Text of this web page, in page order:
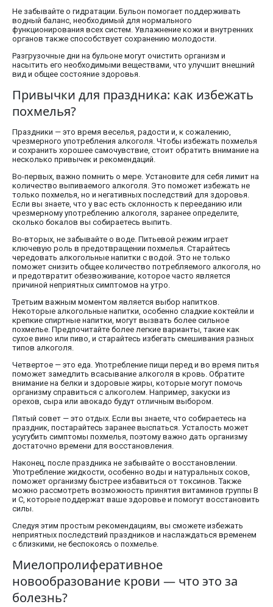
Не забывайте о гидратации. Бульон помогает поддерживать
водный баланс, необходимый для нормального
функционирования всех систем. Увлажнение кожи и внутренних
органов также способствует сохранению молодости.
Разгрузочные дни на бульоне могут очистить организм и
насытить его необходимыми веществами, что улучшит внешний
вид и общее состояние здоровья.
Привычки для праздника: как избежать
похмелья?
Праздники — это время веселья, радости и, к сожалению,
чрезмерного употребления алкоголя. Чтобы избежать похмелья
и сохранить хорошее самочувствие, стоит обратить внимание на
несколько привычек и рекомендаций.
Во-первых, важно помнить о мере. Установите для себя лимит на
количество выпиваемого алкоголя. Это поможет избежать не
только похмелья, но и негативных последствий для здоровья.
Если вы знаете, что у вас есть склонность к перееданию или
чрезмерному употреблению алкоголя, заранее определите,
сколько бокалов вы собираетесь выпить.
Во-вторых, не забывайте о воде. Питьевой режим играет
ключевую роль в предотвращении похмелья. Старайтесь
чередовать алкогольные напитки с водой. Это не только
поможет снизить общее количество потребляемого алкоголя, но
и предотвратит обезвоживание, которое часто является
причиной неприятных симптомов на утро.
Третьим важным моментом является выбор напитков.
Некоторые алкогольные напитки, особенно сладкие коктейли и
крепкие спиртные напитки, могут вызвать более сильное
похмелье. Предпочитайте более легкие варианты, такие как
сухое вино или пиво, и старайтесь избегать смешивания разных
типов алкоголя.
Четвертое — это еда. Употребление пищи перед и во время питья
поможет замедлить всасывание алкоголя в кровь. Обратите
внимание на белки и здоровые жиры, которые могут помочь
организму справиться с алкоголем. Например, закуски из
орехов, сыра или авокадо будут отличным выбором.
Пятый совет — это отдых. Если вы знаете, что собираетесь на
праздник, постарайтесь заранее выспаться. Усталость может
усугубить симптомы похмелья, поэтому важно дать организму
достаточно времени для восстановления.
Наконец, после праздника не забывайте о восстановлении.
Употребление жидкости, особенно воды и натуральных соков,
поможет организму быстрее избавиться от токсинов. Также
можно рассмотреть возможность принятия витаминов группы B
и C, которые поддержат ваше здоровье и помогут восстановить
силы.
Следуя этим простым рекомендациям, вы сможете избежать
неприятных последствий праздников и наслаждаться временем
с близкими, не беспокоясь о похмелье.
Миелопролиферативное
новообразование крови — что это за
болезнь?